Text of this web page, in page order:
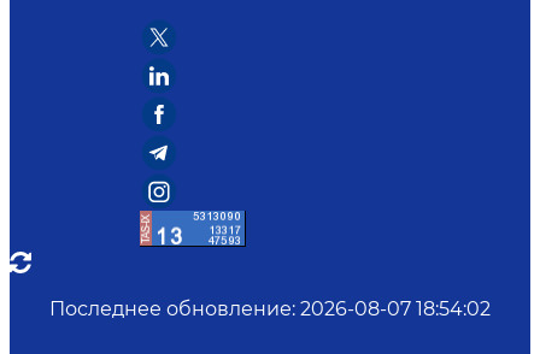
Последнее обновление: 2026-08-07 18:54:02